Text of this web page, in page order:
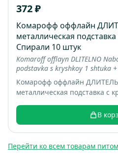
372 ₽
Комарофф оффлайн
металлическая
Спирали 10 штук
Komaroff offlayn DLITELNO
podstavka s kryshkoy 1 shtuka
Комарофф оффлайн
металлическая подставка с
В
Перейти ко всем товарам